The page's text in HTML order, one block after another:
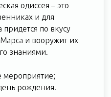
одиссея – это
и для
по вкусу
и вооружит их
знаниями.
мероприятие;
рождения.